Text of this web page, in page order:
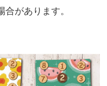
があります。